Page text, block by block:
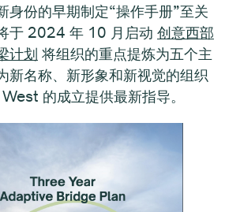
身份的早期制定“操作手册”至关
于 2024 年 10 月启动 创意西部
计划 将组织的重点提炼为五个主
新名称、新形象和新视觉的组织
的成立提供最新指导。